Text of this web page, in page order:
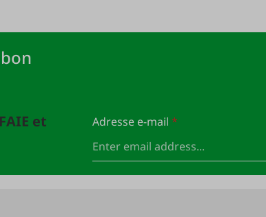
et
Adresse e-mail *